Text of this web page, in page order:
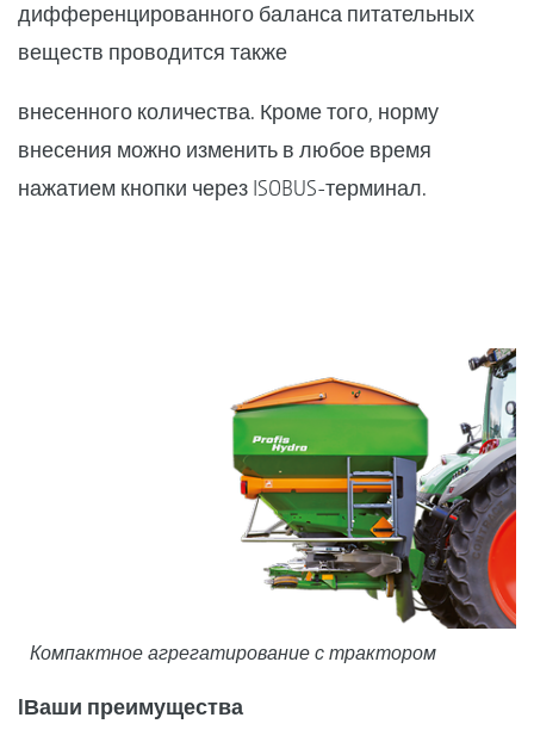
дифференцированного баланса питательных
веществ проводится также
внесенного количества. Кроме того, норму
внесения можно изменить в любое время
нажатием кнопки через ISOBUS-терминал.
Компактное агрегатирование с трактором
IВаши преимущества